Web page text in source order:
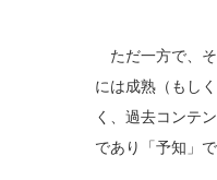
ただ一方で、
には成熟（もし
く、過去コンテ
であり「予知」で